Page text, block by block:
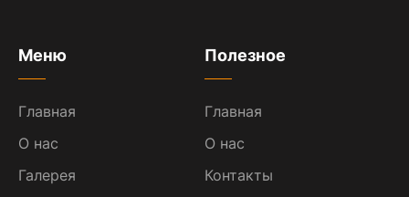
Меню
Главная
О нас
Галерея
Полезное
Главная
О нас
Контакты